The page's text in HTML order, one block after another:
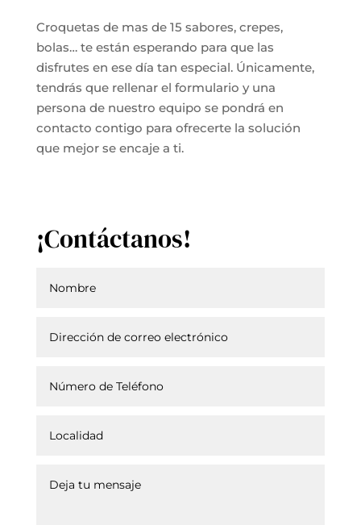
Croquetas de mas de 15 sabores, crepes,
bolas… te están esperando para que las
disfrutes en ese día tan especial. Únicamente,
tendrás que rellenar el formulario y una
persona de nuestro equipo se pondrá en
contacto contigo para ofrecerte la solución
que mejor se encaje a ti.
¡Contáctanos!